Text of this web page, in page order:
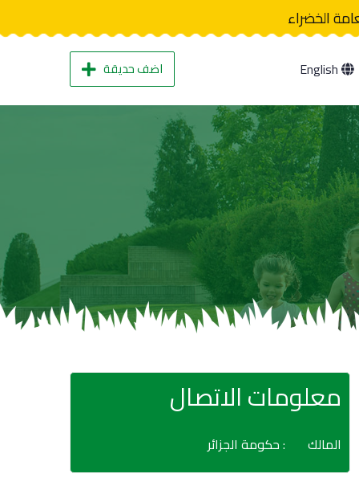
الخضراء
اضف حديقة
معلومات الاتصال
المالك : حكومة الجزائر